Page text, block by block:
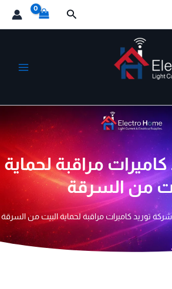
البحث
مراقبة لحماية
من السرقة
شركة توريد كاميرات مراقبة لحماية البيت من السرقة